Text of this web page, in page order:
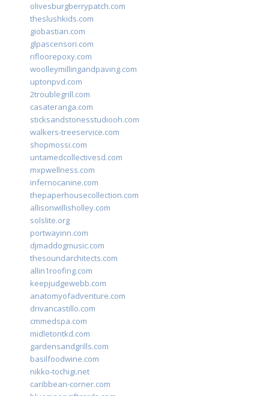
olivesburgberrypatch.com
theslushkids.com
giobastian.com
glpascensori.com
rifloorepoxy.com
woolleymillingandpaving.com
uptonpvd.com
2troublegrill.com
casateranga.com
sticksandstonesstudiooh.com
walkers-treeservice.com
shopmossi.com
untamedcollectivesd.com
mxpwellness.com
infernocanine.com
thepaperhousecollection.com
allisonwillisholley.com
solslite.org
portwayinn.com
djmaddogmusic.com
thesoundarchitects.com
allin1roofing.com
keepjudgewebb.com
anatomyofadventure.com
drivancastillo.com
cmmedspa.com
midletontkd.com
gardensandgrills.com
basilfoodwine.com
nikko-tochigi.net
caribbean-corner.com